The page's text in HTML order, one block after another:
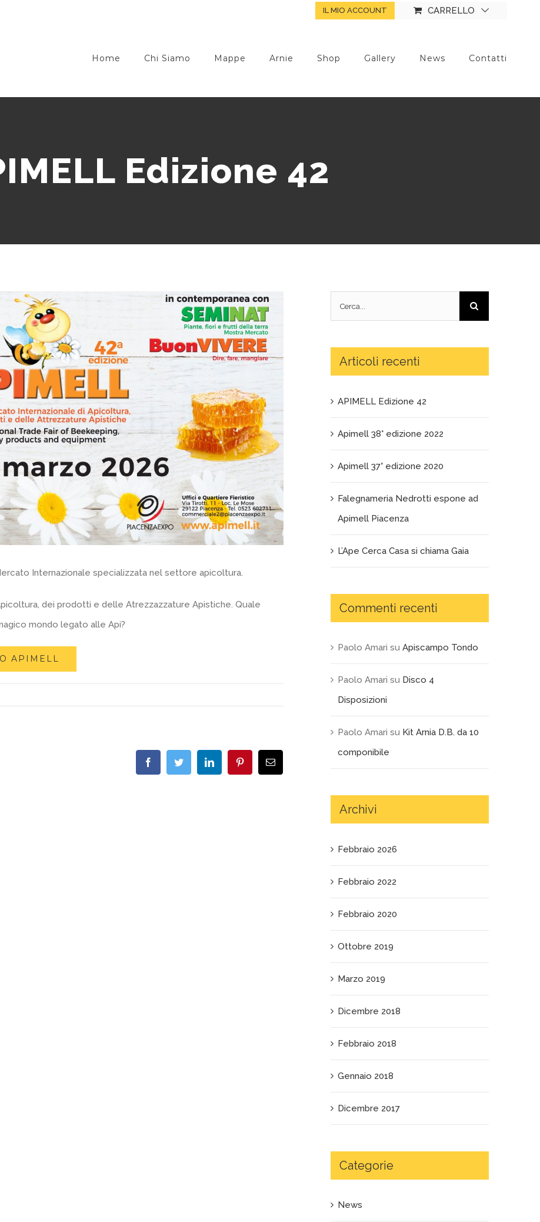
IL MIO ACCOUNT CARRELLO
Home Chi Siamo Mappe Arnie Shop Gallery News Contatti
Edizione 42
Internazionale specializzata nel settore apicoltura.
dei prodotti e delle Atrezzazzature Apistiche. Quale
mondo legato alle Api?
APIMELL
FacebookTwitter LinkedIn PinterestEmail
per:
Articoli recenti
APIMELL Edizione 42
Apimell 38° edizione 2022
Apimell 37° edizione 2020
Falegnameria Nedrotti espone ad
Apimell Piacenza
L’Ape Cerca Casa si chiama Gaia
Commenti recenti
Paolo Amari su Apiscampo Tondo
Paolo Amari su Disco 4
Disposizioni
Paolo Amari su Kit Arnia D.B. da 10
componibile
Archivi
Febbraio 2026
Febbraio 2022
Febbraio 2020
Ottobre 2019
Marzo 2019
Dicembre 2018
Febbraio 2018
Gennaio 2018
Dicembre 2017
Categorie
News